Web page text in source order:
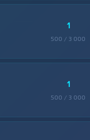
1
500 / 3 000
1
500 / 3 000